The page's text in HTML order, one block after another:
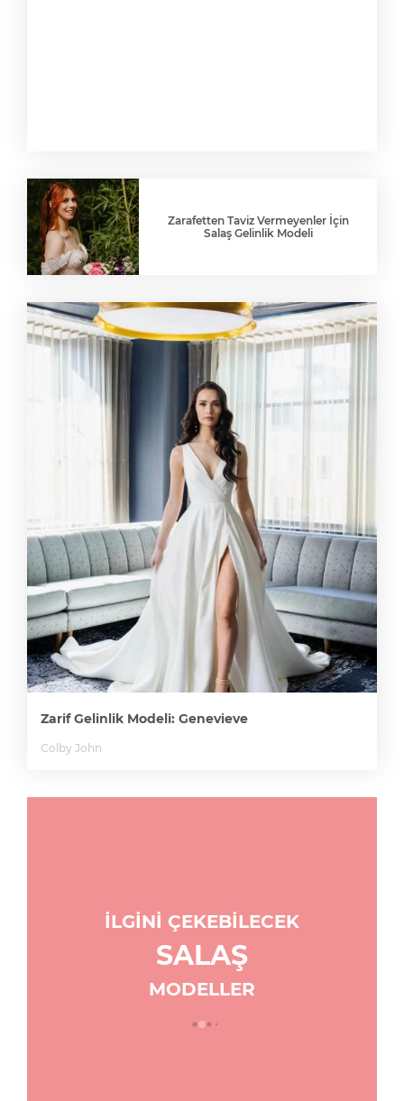
Zarafetten Taviz Vermeyenler İçin
Salaş Gelinlik Modeli
Zarif Gelinlik Modeli: Genevieve
Colby John
İLGİNİ ÇEKEBİLECEK
SALAŞ
MODELLER